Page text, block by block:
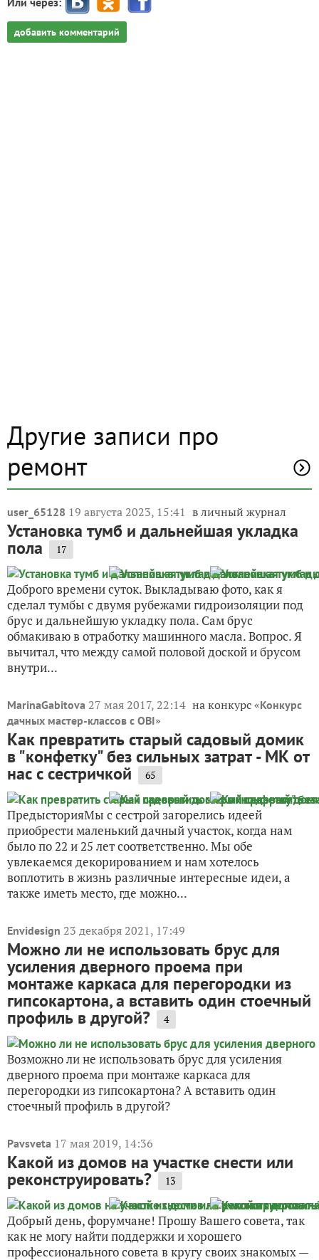
добавить комментарий
Другие записи про
ремонт
user_65128 19 августа 2023, 15:41 в личный журнал
Установка тумб и дальнейшая укладка
пола 17
Доброго времени суток. Выкладываю фото, как я
сделал тумбы с двумя рубежами гидроизоляции под
брус и дальнейшую укладку пола. Сам брус
обмакиваю в отработку машинного масла. Вопрос. Я
вычитал, что между самой половой доской и брусом
внутри...
MarinaGabitova 27 мая 2017, 22:14 на конкурс «Конкурс
дачных мастер-классов с OBI»
Как превратить старый садовый домик
в "конфетку" без сильных затрат - МК от
нас с сестричкой 65
ПредысторияМы с сестрой загорелись идеей
приобрести маленький дачный участок, когда нам
было по 22 и 25 лет соответственно. Мы обе
увлекаемся декорированием и нам хотелось
воплотить в жизнь различные интересные идеи, а
также иметь место, где можно...
Envidesign 23 декабря 2021, 17:49
Можно ли не использовать брус для
усиления дверного проема при
монтаже каркаса для перегородки из
гипсокартона, а вставить один стоечный
профиль в другой? 4
Возможно ли не использовать брус для усиления
дверного проема при монтаже каркаса для
перегородки из гипсокартона? А вставить один
стоечный профиль в другой?
Pavsveta 17 мая 2019, 14:36
Какой из домов на участке снести или
реконструировать? 13
Добрый день, форумчане! Прошу Вашего совета, так
как не могу найти поддержки и хорошего
профессионального совета в кругу своих знакомых —